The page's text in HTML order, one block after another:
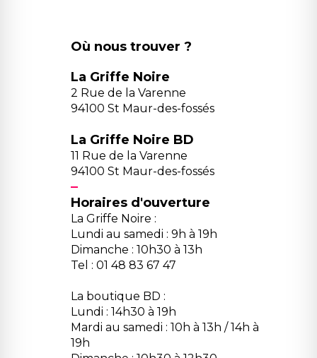
Où nous trouver ?
La Griffe Noire
2 Rue de la Varenne
94100 St Maur-des-fossés
La Griffe Noire BD
11 Rue de la Varenne
94100 St Maur-des-fossés
Horaires d'ouverture
La Griffe Noire :
Lundi au samedi : 9h à 19h
Dimanche : 10h30 à 13h
Tel : 01 48 83 67 47
La boutique BD :
Lundi : 14h30 à 19h
Mardi au samedi : 10h à 13h / 14h à
19h